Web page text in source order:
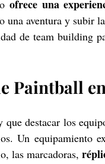
ofrece una
una aventura y subir
Paintball
destacar los
Un equipamiento
las marcadoras,